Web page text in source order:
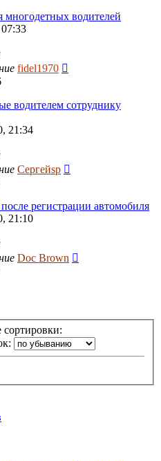
многодетных водителей
fidel1970
водителем сотруднику
21:34
Сергейsp
регистрации автомобиля
21:10
Doc Brown
сортировки: